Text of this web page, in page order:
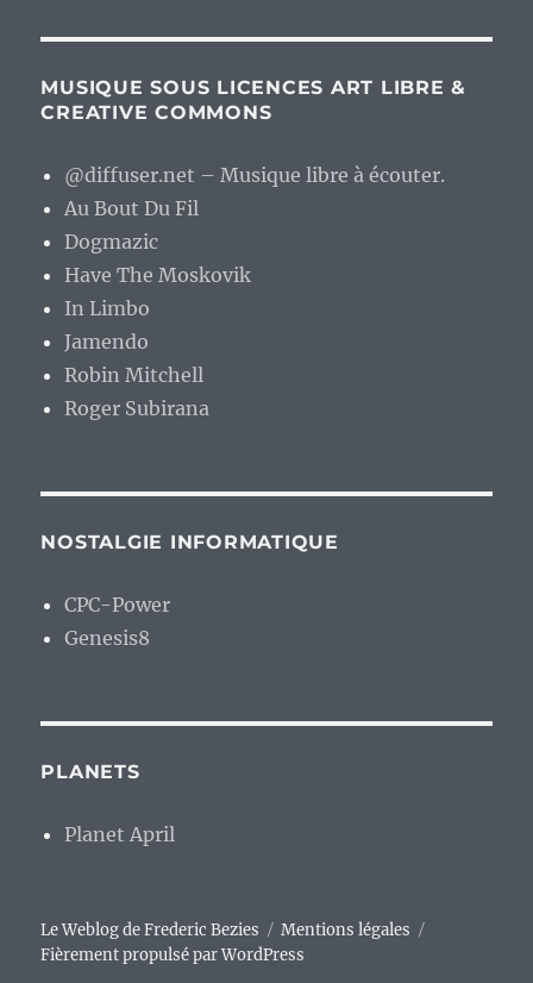
MUSIQUE SOUS LICENCES ART LIBRE &
CREATIVE COMMONS
@diffuser.net – Musique libre à écouter.
Au Bout Du Fil
Dogmazic
Have The Moskovik
In Limbo
Jamendo
Robin Mitchell
Roger Subirana
NOSTALGIE INFORMATIQUE
CPC-Power
Genesis8
PLANETS
Planet April
Le Weblog de Frederic Bezies
Mentions légales
Fièrement propulsé par WordPress